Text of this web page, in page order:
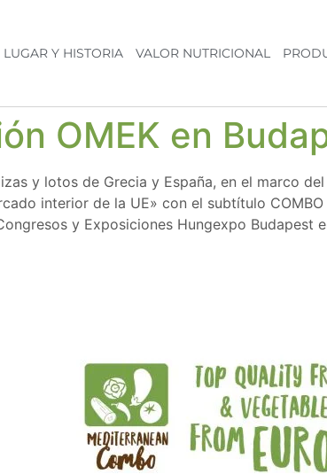
LUGAR Y HISTORIA VALOR NUTRICIONAL
OMEK en
y lotos de Grecia y España, en el marco
interior de la UE» con el subtítulo COMBO
y Exposiciones Hungexpo Budapest